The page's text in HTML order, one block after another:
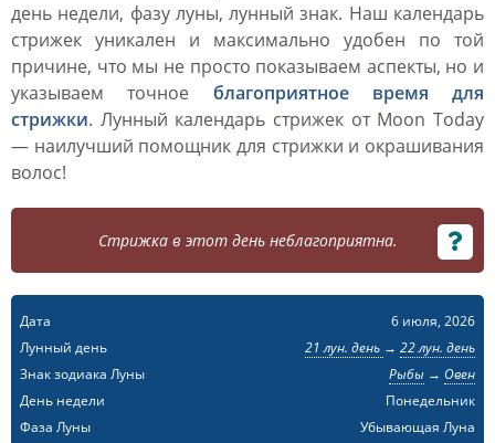
день недели, фазу луны, лунный знак. Наш календарь
стрижек уникален и максимально удобен по той
причине, что мы не просто показываем аспекты, но и
указываем точное благоприятное время для
стрижки. Лунный календарь стрижек от Moon Today
— наилучший помощник для стрижки и окрашивания
волос!
Стрижка в этот день неблагоприятна.
Дата
6 июля, 2026
Лунный день
21 лун. день → 22 лун. день
Знак зодиака Луны
Рыбы→ Овен
День недели
Понедельник
Фаза Луны
Убывающая Луна